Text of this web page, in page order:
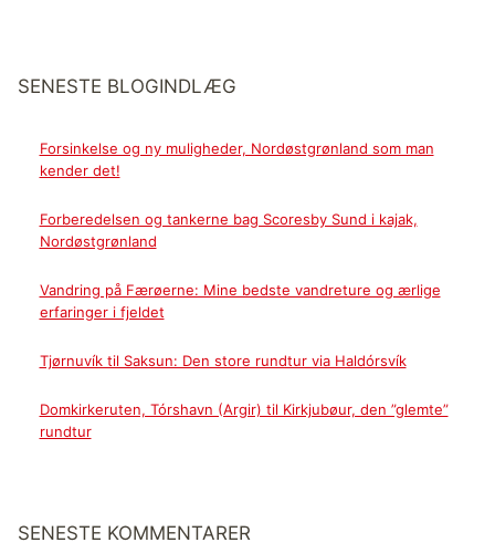
SENESTE BLOGINDLÆG
Forsinkelse og ny muligheder, Nordøstgrønland som man
kender det!
Forberedelsen og tankerne bag Scoresby Sund i kajak,
Nordøstgrønland
Vandring på Færøerne: Mine bedste vandreture og ærlige
erfaringer i fjeldet
Tjørnuvík til Saksun: Den store rundtur via Haldórsvík
Domkirkeruten, Tórshavn (Argir) til Kirkjubøur, den ”glemte”
rundtur
SENESTE KOMMENTARER